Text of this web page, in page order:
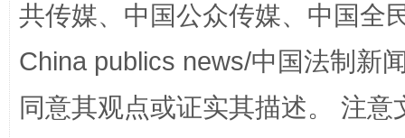
共传媒、中国公众传媒、中国全
China publics news/中国法制新
同意其观点或证实其描述。 注